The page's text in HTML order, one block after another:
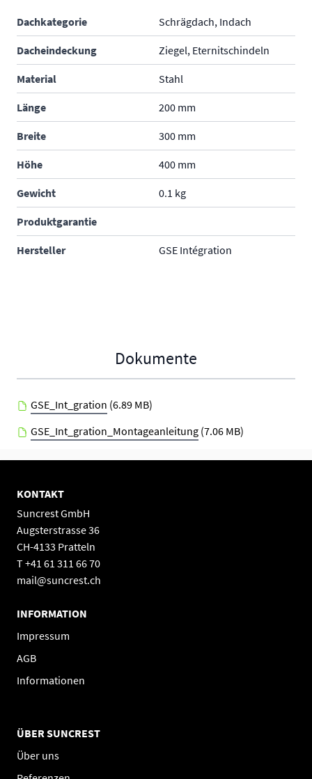
Dachkategorie Schrägdach, Indach
Dacheindeckung Ziegel, Eternitschindeln
Material Stahl
Länge 200 mm
Breite 300 mm
Höhe 400 mm
Gewicht 0.1 kg
Produktgarantie
Hersteller GSE Intégration
Dokumente
GSE_Int_gration (6.89 MB)
GSE_Int_gration_Montageanleitung (7.06 MB)
KONTAKT
Suncrest GmbH
Augsterstrasse 36
CH-4133 Pratteln
T +41 61 311 66 70
mail@suncrest.ch
INFORMATION
Impressum
AGB
Informationen
ÜBER SUNCREST
Über uns